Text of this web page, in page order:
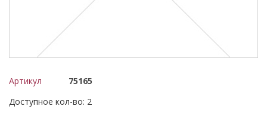
Артикул
75165
Доступное кол-во: 2